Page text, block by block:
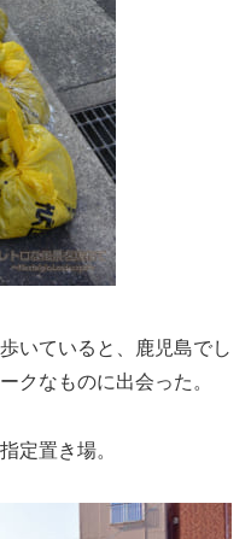
いていると、鹿児島でし
クなものに出会った。
定置き場。